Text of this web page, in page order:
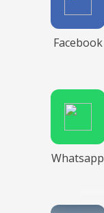
Facebook
Whatsapp